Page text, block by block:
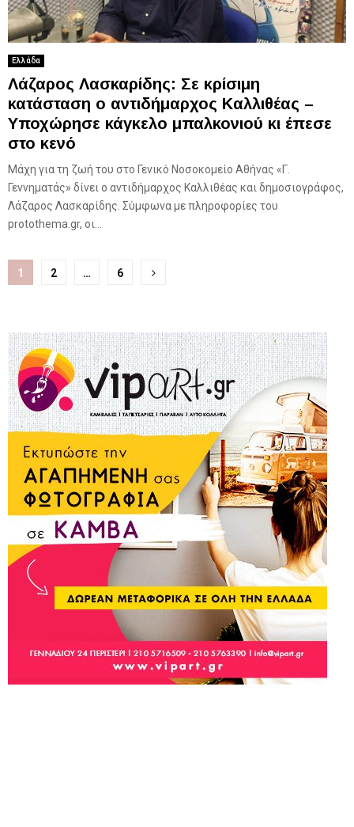
Ελλάδα
Λάζαρος Λασκαρίδης: Σε κρίσιμη
κατάσταση ο αντιδήμαρχος Καλλιθέας –
Υποχώρησε κάγκελο μπαλκονιού κι έπεσε
στο κενό
Μάχη για τη ζωή του στο Γενικό Νοσοκομείο Αθήνας «Γ.
Γεννηματάς» δίνει ο αντιδήμαρχος Καλλιθέας και δημοσιογράφος,
Λάζαρος Λασκαρίδης. Σύμφωνα με πληροφορίες του
protothema.gr, οι...
Σελιδοποίηση
1 2 … 6